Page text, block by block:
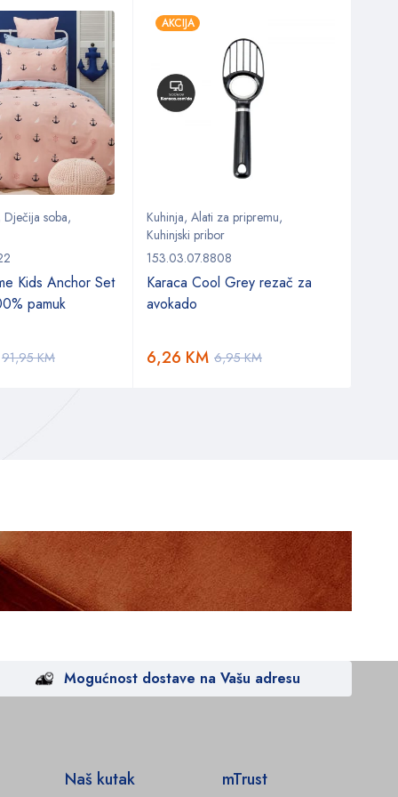
Dječija soba,
Kids Anchor Set
pamuk
91,95KM
AKCIJA
Kuhinja, Alati za pripremu,
Kuhinjski pribor
153.03.07.8808
Karaca Cool Grey rezač za
avokado
6,95KM
6,26 KM
Mogućnost dostave na Vašu adresu
Naš kutak mTrust